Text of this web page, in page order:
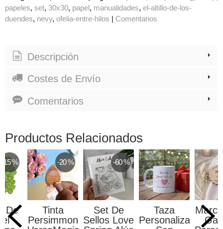
papeles set 30x30 papel manualidades el-altillo-de-los-
duendes nevy ofelia-entre-hilos | Comentarios
Descripción
Costes de Envío
Comentarios
Productos Relacionados
-15 %
De
-20 %
Tinta
Persimmon
-60 %
Set De
Sellos Love
Taza
Personalizada